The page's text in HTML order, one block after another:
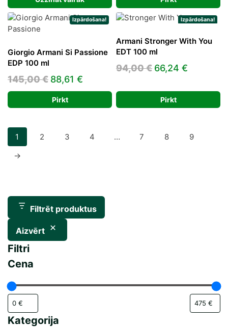
was:
36,14 €.
is:
21,14 €.
144,00 €.83,15 €.
Izpārdošana!
Giorgio Armani Si Passione
EDP 100 ml
145,00€ Original
price
was:
88,61 €
price
is:
Pirkt
Izpārdošana!
Armani Stronger With You
EDT 100 ml
94,00€ Original
was:
94,00 €.
66,24 €
is:
66,24 €.
Pirkt
1 2 3 4 … 7 8
9
→
Filtrēt produktus
Aizvērt
Filtri
Cena
Kategorija